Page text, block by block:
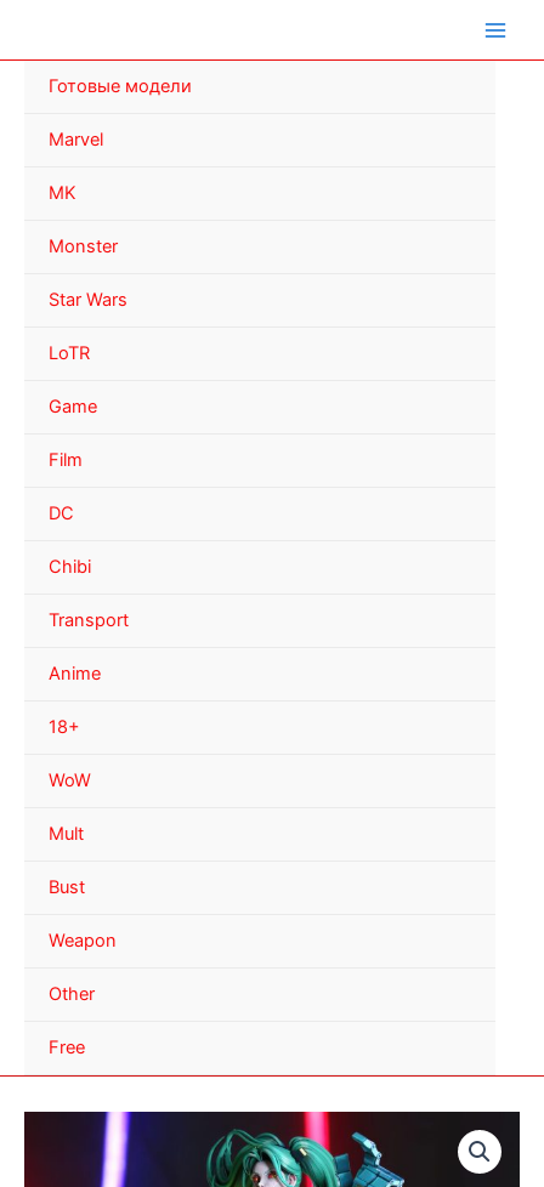
Готовые модели
Marvel
MK
Monster
Star Wars
LoTR
Game
Film
DC
Chibi
Transport
Anime
18+
WoW
Mult
Bust
Weapon
Other
Free